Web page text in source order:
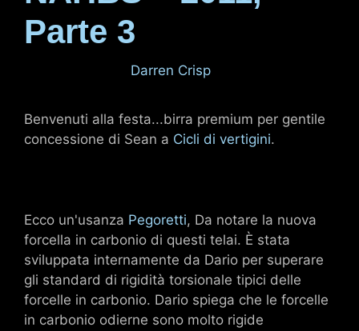
Parte 3
Darren Crisp
Benvenuti alla festa...birra premium per gentile
concessione di Sean a Cicli di vertigini.
Ecco un'usanza Pegoretti, Da notare la nuova
forcella in carbonio di questi telai. È stata
sviluppata internamente da Dario per superare
gli standard di rigidità torsionale tipici delle
forcelle in carbonio. Dario spiega che le forcelle
in carbonio odierne sono molto rigide